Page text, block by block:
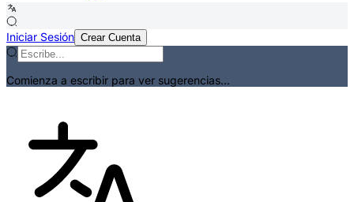
Iniciar Sesión Crear Cuenta
Comienza a escribir para ver sugerencias...